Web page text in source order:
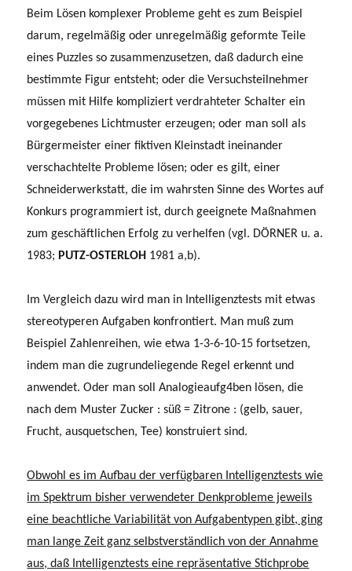
Beim Lösen komplexer Probleme geht es zum Beispiel
darum, regelmäßig oder unregelmäßig geformte Teile
eines Puzzles so zusammenzusetzen, daß dadurch eine
bestimmte Figur entsteht; oder die Versuchsteilnehmer
müssen mit Hilfe kompliziert verdrahteter Schalter ein
vorgegebenes Lichtmuster erzeugen; oder man soll als
Bürgermeister einer fiktiven Klein­stadt ineinander
verschachtelte Probleme lösen; oder es gilt, einer
Schneiderwerkstatt, die im wahrsten Sinne des Wortes auf
Konkurs programmiert ist, durch geeignete Maßnahmen
zum geschäftlichen Erfolg zu verhelfen (vgl. DÖRNER u. a.
1983; PUTZ-OSTERLOH 1981 a,b).
Im Vergleich dazu wird man in Intelligenztests mit etwas
stereotyperen Aufgaben konfron­tiert. Man muß zum
Beispiel Zahlenreihen, wie etwa 1-3-6-10-15 fortsetzen,
indem man die zugrundeliegende Regel erkennt und
anwendet. Oder man soll Analogieaufg4ben lösen, die
nach dem Muster Zucker : süß = Zitrone : (gelb, sauer,
Frucht, ausquetschen, Tee) konstruiert sind.
Obwohl es im Aufbau der verfügbaren Intelligenztests wie
im Spektrum bisher verwendeter Denkprobleme jeweils
eine beachtliche Variabilität von Aufgabenty­pen gibt, ging
man lange Zeit ganz selbstverständlich von der Annahme
aus, daß Intelligenztests eine repräsentative Stichprobe